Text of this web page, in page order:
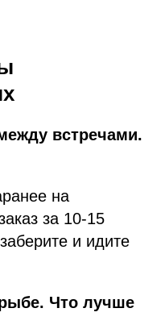
встречами.
на
за 10-15
и идите
Что лучше